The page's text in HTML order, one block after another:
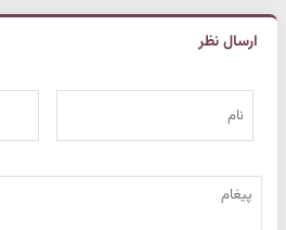
ارسال نظر